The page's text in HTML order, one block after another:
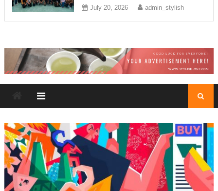
July 20, 2026 admin_stylish